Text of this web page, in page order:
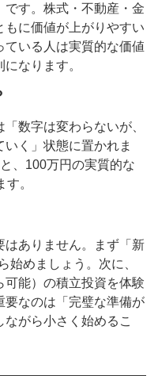
です。株式・不動産・金
もに価値が上がりやすい
いる人は実質的な価値
なります。
数字は変わらないが、
く」状態に置かれま
、100万円の実質的な
。
はありません。まず「新
始めましょう。次に、
能）の積立投資を体験
要なのは「完璧な準備が
がら小さく始めるこ